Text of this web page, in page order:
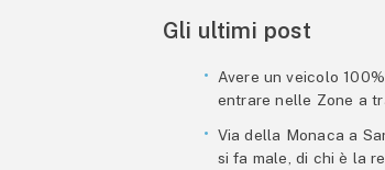
Gli ultimi post
Avere un veicolo
entrare nelle Zone a
Via della Monaca a
si fa male, di chi è la